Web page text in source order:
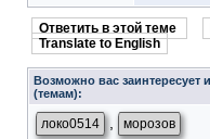
Ответить в этой теме
Translate to English
Возможно вас
(темам):
локо0514 морозов